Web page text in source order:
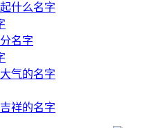
什么名字
名字
气的名字
祥的名字